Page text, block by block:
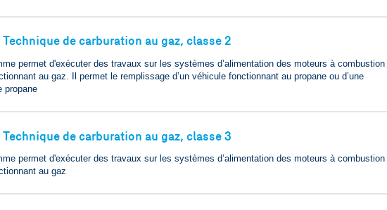
de carburation au gaz, classe 2
permet d'exécuter des travaux sur les systèmes d’alimentation des moteurs à combustion
au gaz. Il permet le remplissage d’un véhicule fonctionnant au propane ou d’une
propane
de carburation au gaz, classe 3
permet d'exécuter des travaux sur les systèmes d’alimentation des moteurs à combustion
au gaz